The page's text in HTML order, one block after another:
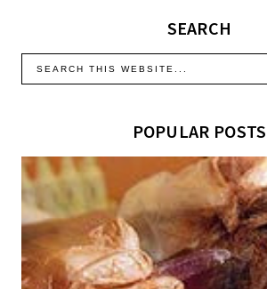
SEARCH
POPULAR POSTS